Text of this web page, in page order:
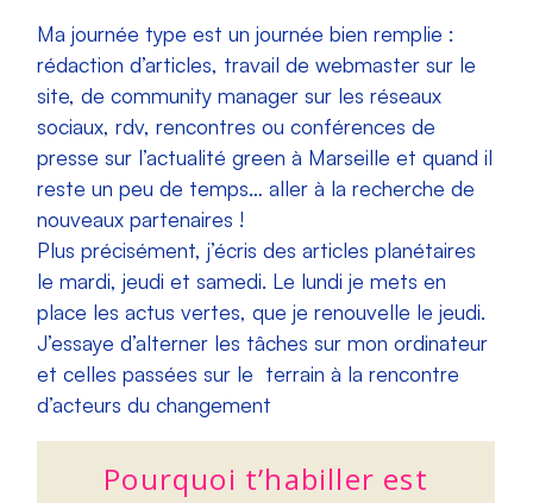
Ma journée type est un journée bien remplie :
rédaction d’articles, travail de webmaster sur le
site, de community manager sur les réseaux
sociaux, rdv, rencontres ou conférences de
presse sur l’actualité green à Marseille et quand il
reste un peu de temps… aller à la recherche de
nouveaux partenaires !
Plus précisément, j’écris des articles planétaires
le mardi, jeudi et samedi. Le lundi je mets en
place les actus vertes, que je renouvelle le jeudi.
J’essaye d’alterner les tâches sur mon ordinateur
et celles passées sur le terrain à la rencontre
d’acteurs du changement